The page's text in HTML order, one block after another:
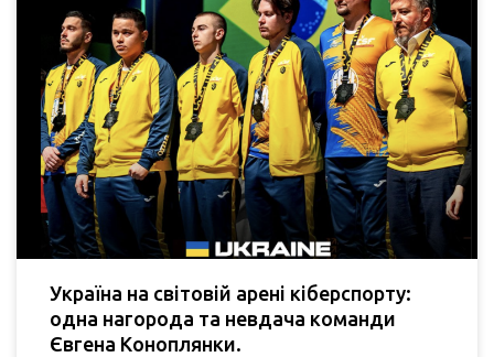
Україна на світовій арені кіберспорту:
одна нагорода та невдача команди
Євгена Коноплянки.